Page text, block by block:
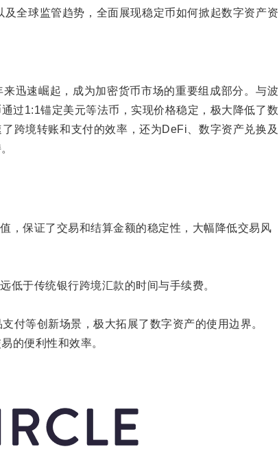
全球监管趋势，全面展现稳定币如何掀起数字资产资
迅速崛起，成为加密货币市场的重要组成部分。与波
过1:1锚定美元等法币，实现价格稳定，极大降低了数
跨境转账和支付的效率，还为DeFi、数字资产兑换及
，保证了交易和结算金额的稳定性，大幅降低交易风
低于传统银行跨境汇款的时间与手续费。
付等创新场景，极大拓展了数字资产的使用边界。
的便利性和效率。